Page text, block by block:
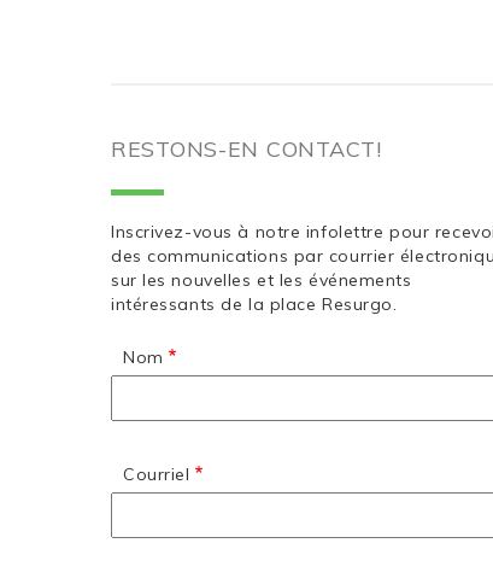
RESTONS-EN CONTACT!
Inscrivez-vous à notre infolettre pour
des communications par courrier
sur les nouvelles et les événements
intéressants de la place Resurgo.
Nom
Courriel